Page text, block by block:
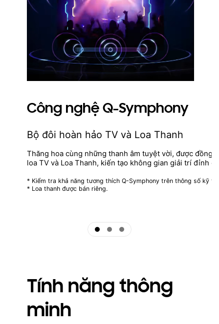
Công nghệ Q-Symphony
Bộ đôi hoàn hảo TV và Loa Thanh
Thăng hoa cùng những thanh âm tuyệt vời, được đồng
loa TV và Loa Thanh, kiến tạo không gian giải trí đỉnh
* Kiểm tra khả năng tương thích Q-Symphony trên thông số kỹ
* Loa thanh được bán riêng.
Tính năng thông
minh